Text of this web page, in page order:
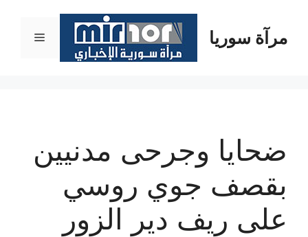
المحتوىمرآة سوريا القائمة
ضحايا وجرحى مدنيين
بقصف جوي روسي
على ريف دير الزور